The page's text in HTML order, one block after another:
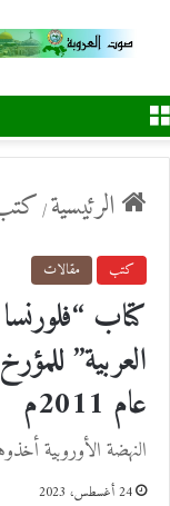
الرئيسية/
كتب مقالات
كتاب
العربية”
عام 2011م
النهضة الأوروبية
24 أغسطس، 2023